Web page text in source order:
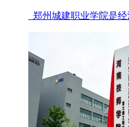
郑州城建职业学院是